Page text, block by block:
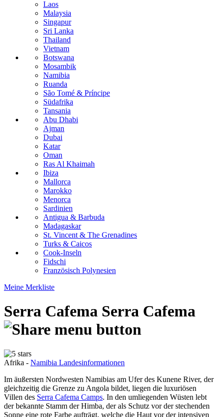
Laos
Malaysia
Singapur
Sri Lanka
Thailand
Vietnam
Botswana
Mosambik
Namibia
Ruanda
São Tomé & Príncipe
Südafrika
Tansania
Abu Dhabi
Ajman
Dubai
Katar
Oman
Ras Al Khaimah
Ibiza
Mallorca
Marokko
Menorca
Sardinien
Antigua & Barbuda
Madagaskar
St. Vincent & The Grenadines
Turks & Caicos
Cook-Inseln
Fidschi
Französisch Polynesien
Meine Merkliste
Serra Cafema Serra Cafema
Afrika - Namibia Landesinformationen
Im äußersten Nordwesten Namibias am Ufer des Kunene River, der
gleichzeitig die Grenze zu Angola bildet, liegen die luxuriösen
Villen des Serra Cafema Camps. In den umliegenden Wüsten lebt
der bekannte Stamm der Himba, der als Schutz vor der stechenden
Sonne eine rote Farbe aufträgt, welche die Haut vor der intensiven